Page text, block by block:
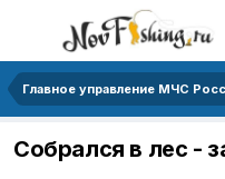
Собрался в лес -